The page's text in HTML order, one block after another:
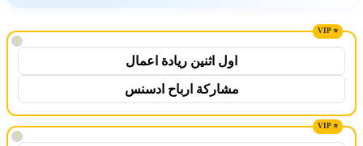
!
اول اثنين ريادة اعمال
مشاركة ارباح ادسنس
!